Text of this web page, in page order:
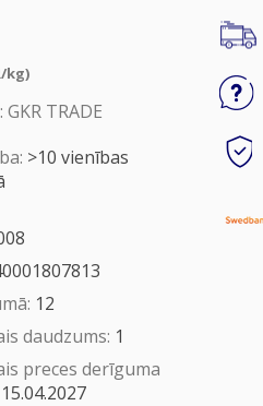
kg)
GKR TRADE
>10 vienības
12
daudzums: 1
preces derīguma
15.04.2027